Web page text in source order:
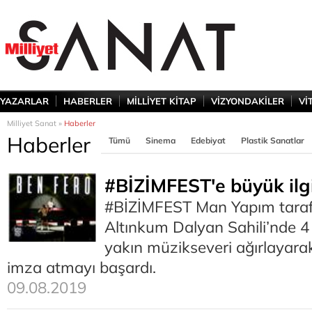
YAZARLAR HABERLER MİLLİYET KİTAP VİZYONDAKİLER
Milliyet Sanat » Haberler
Haberler Tümü Sinema Edebiyat Plastik Sanatlar
#BİZİMFEST'e büyük
#BİZİMFEST Man Yapım
Altınkum Dalyan Sahili’nde
yakın müzikseveri
imza atmayı başardı.
09.08.2019